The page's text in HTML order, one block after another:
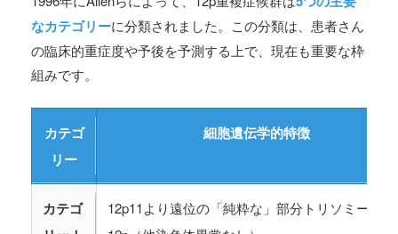
なカテゴリーに分類されました。この分類は、患者さん
の臨床的重症度や予後を予測する上で、現在も重要な枠
組みです。
カテゴ
リー
細胞遺伝学的特徴
カテゴ
12p11より遠位の「純粋な」部分トリソミー